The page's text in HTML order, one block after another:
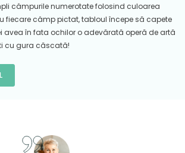
câmpurile numerotate folosind culoarea
fiecare câmp pictat, tabloul începe să capete
avea în fata ochilor o adevărată operă de artă
cu gura căscată!